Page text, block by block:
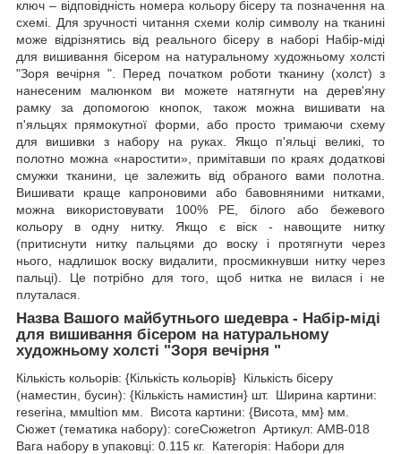
ключ – відповідність номера кольору бісеру та позначення на
схемі. Для зручності читання схеми колір символу на тканині
може відрізнятись від реального бісеру в наборі Набір-міді
для вишивання бісером на натуральному художньому холсті
"Зоря вечірня ". Перед початком роботи тканину (холст) з
нанесеним малюнком ви можете натягнути на дерев'яну
рамку за допомогою кнопок, також можна вишивати на
п'яльцях прямокутної форми, або просто тримаючи схему
для вишивки з набору на руках. Якщо п'яльці великі, то
полотно можна «наростити», примітавши по краях додаткові
смужки тканини, це залежить від обраного вами полотна.
Вишивати краще капроновими або бавовняними нитками,
можна використовувати 100% РЕ, білого або бежевого
кольору в одну нитку. Якщо є віск - навощите нитку
(притиснути нитку пальцями до воску і протягнути через
нього, надлишок воску видалити, просмикнувши нитку через
пальці). Це потрібно для того, щоб нитка не вилася і не
плуталася.
Назва Вашого майбутнього шедевра - Набір-міді
для вишивання бісером на натуральному
художньому холсті "Зоря вечірня "
Кількість кольорів: {Кількість кольорів} Кількість бісеру
(наместин, бусин): {Кількість намистин} шт. Ширина картини:
reseriна, ммultion мм. Висота картини: {Висота, мм} мм.
Сюжет (тематика набору): coreСюжеtron Артикул: AMB-018
Вага набору в упаковці: 0.115 кг. Категорія: Набори для